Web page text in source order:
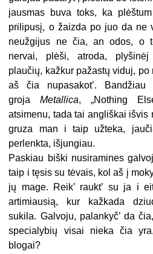
jausmas buva toks, ka
prilipusį, o žaizda po juo da ne
neužgijus ne čia, an odos, o
nervai, plėši, atroda,
plaučių, kažkur pažastų viduj,
aš čia nupasakot’.
grojaMetallica, „Nothing
atsimenu, tada tai angliškai išvis
gruza man i taip užteka,
perlenkta, išjungiau.
Paskiau biški nusiramines
taip i tęsis su tėvais, kol aš į
jų mage. Reik’ raukt’ su ja i
artimiausią, kur kažkada
sukila. Galvoju, palankyč’ da
specialybių visai nieka čia
blogai?